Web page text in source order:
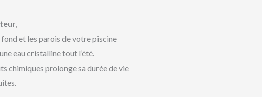
et les parois de votre piscine
eau cristalline tout l’été.
chimiques prolonge sa durée de vie